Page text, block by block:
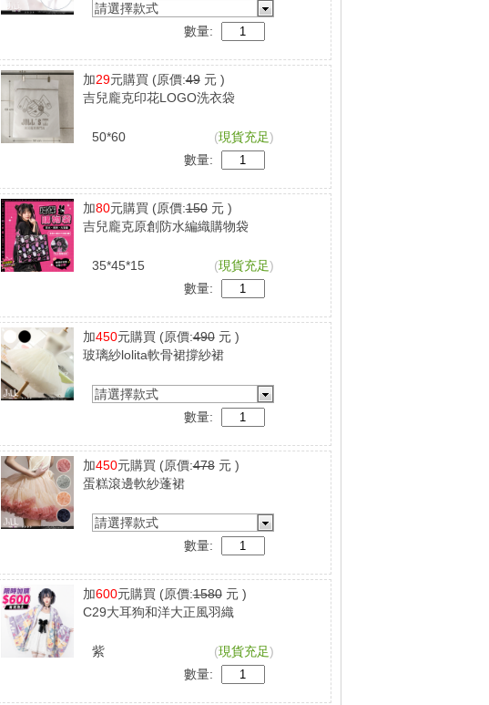
請選擇款式
數量:
加29元購買 (原價:49元 )
吉兒龐克印花LOGO洗衣袋
50*60 (現貨充足)
數量:
加80元購買 (原價:150元 )
吉兒龐克原創防水編織購物袋
35*45*15 (現貨充足)
數量:
加450元購買 (原價:490元 )
玻璃紗lolita軟骨裙撐紗裙
請選擇款式
數量:
加450元購買 (原價:478元 )
蛋糕滾邊軟紗蓬裙
請選擇款式
數量:
加600元購買 (原價:1580元 )
C29大耳狗和洋大正風羽織
紫 (現貨充足)
數量: